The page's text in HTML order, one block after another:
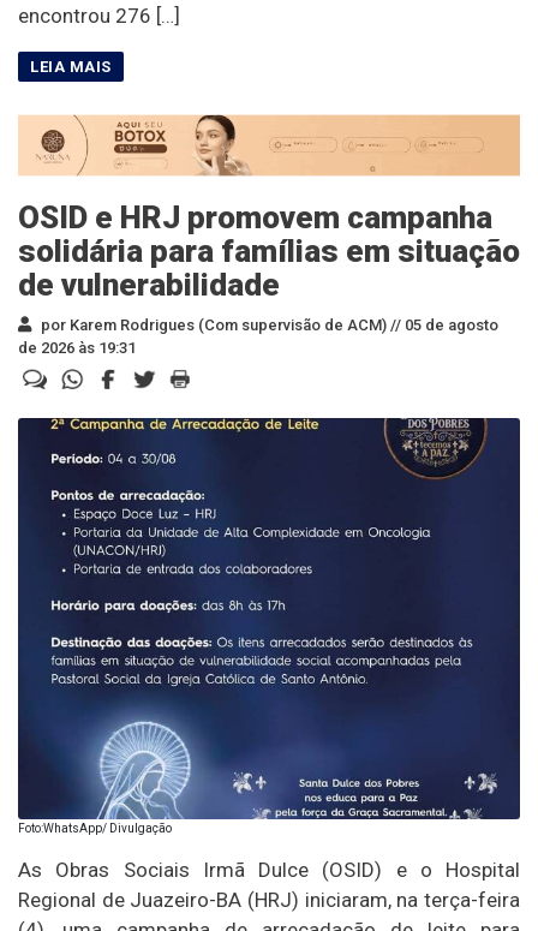
encontrou 276 […]
OSID e HRJ promovem campanha
solidária para famílias em situação
de vulnerabilidade
por Karem Rodrigues (Com supervisão de ACM) // 05 de agosto
de 2026 às 19:31
Foto:WhatsApp/ Divulgação
As Obras Sociais Irmã Dulce (OSID) e o Hospital
Regional de Juazeiro-BA (HRJ) iniciaram, na terça-feira